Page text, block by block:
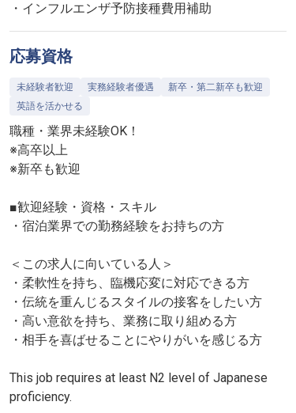
・インフルエンザ予防接種費用補助
応募資格
未経験者歓迎 実務経験者優遇
新卒・第二新卒も歓迎
英語を活かせる
職種・業界未経験OK！
※高卒以上
※新卒も歓迎
■歓迎経験・資格・スキル
・宿泊業界での勤務経験をお持ちの方
＜この求人に向いている人＞
・柔軟性を持ち、臨機応変に対応できる方
・伝統を重んじるスタイルの接客をしたい方
・高い意欲を持ち、業務に取り組める方
・相手を喜ばせることにやりがいを感じる方
This job requires at least N2 level of Japanese
proficiency.